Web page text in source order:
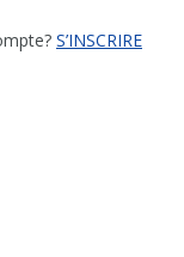
S’INSCRIRE